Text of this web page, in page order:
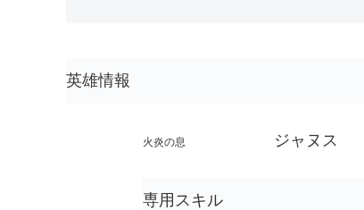
英雄情報
火炎の息 ジャヌス
専用スキル